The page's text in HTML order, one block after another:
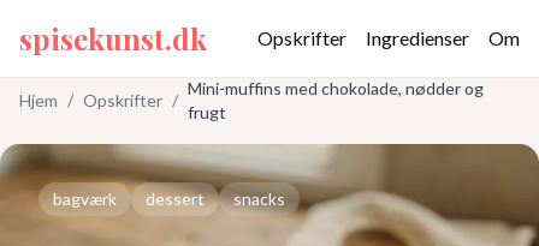
spisekunst.dk Opskrifter Ingredienser Om
Hjem / Opskrifter /
Mini-muffins med chokolade, nødder og
frugt
bagværk dessert snacks